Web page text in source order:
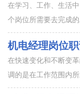
在学习、工作、生活
个岗位所需要去完成
无头绪？以下是小编
机电经理岗位职
在快速变化和不断变
调的是在工作范围内
心整理的机电经理岗